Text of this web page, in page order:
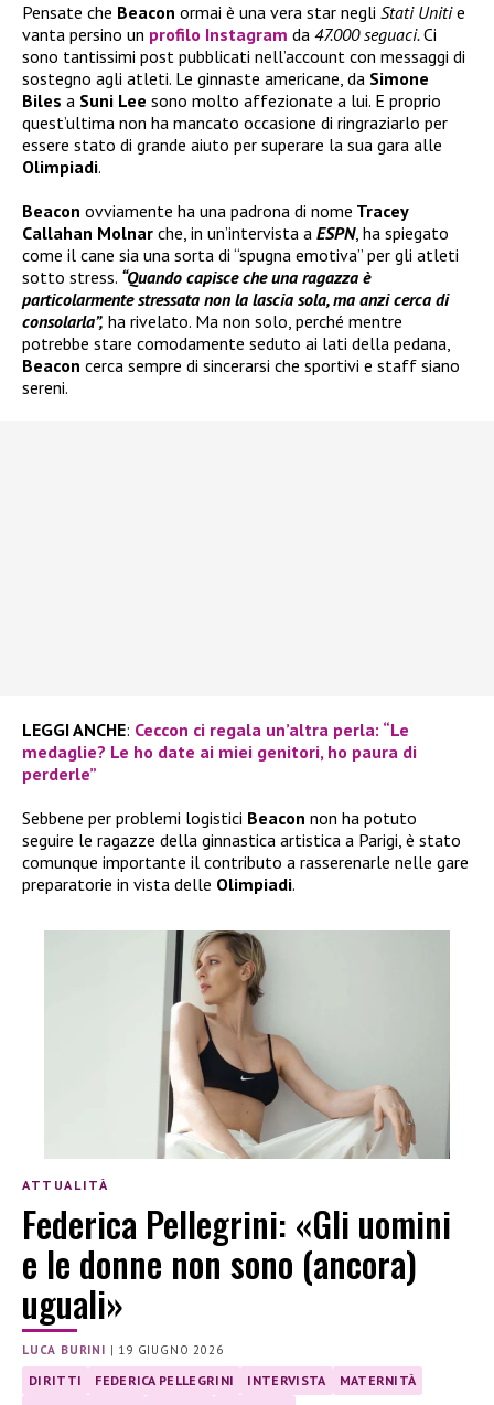
Pensate che Beacon ormai è una vera star negli Stati Unitie
vanta persino un profilo Instagram da 47.000 seguaci.Ci
sono tantissimi post pubblicati nell’account con messaggi di
sostegno agli atleti. Le ginnaste americane, da Simone
Biles a Suni Lee sono molto affezionate a lui. E proprio
quest’ultima non ha mancato occasione di ringraziarlo per
essere stato di grande aiuto per superare la sua gara alle
Olimpiadi.
Beacon ovviamente ha una padrona di nome Tracey
Callahan Molnar che, in un’intervista a ESPN, ha spiegato
come il cane sia una sorta di “spugna emotiva” per gli atleti
sotto stress. “Quando capisce che una ragazza è
particolarmente stressata non la lascia sola, ma anzi cerca di
consolarla”, ha rivelato. Ma non solo, perché mentre
potrebbe stare comodamente seduto ai lati della pedana,
Beacon cerca sempre di sincerarsi che sportivi e staff siano
sereni.
LEGGI ANCHE: Ceccon ci regala un’altra perla: “Le
medaglie? Le ho date ai miei genitori, ho paura di
perderle”
Sebbene per problemi logistici Beacon non ha potuto
seguire le ragazze della ginnastica artistica a Parigi, è stato
comunque importante il contributo a rasserenarle nelle gare
preparatorie in vista delle Olimpiadi.
ATTUALITÀ
Federica Pellegrini: «Gli uomini
e le donne non sono (ancora)
uguali»
LUCA BURINI | 19 GIUGNO 2026
DIRITTI FEDERICA PELLEGRINI INTERVISTA
MATERNITÀ